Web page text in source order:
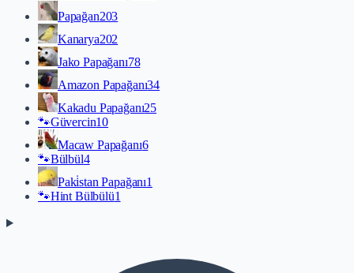
Papağan203
Kanarya202
Jako Papağanı78
Amazon Papağanı34
Kakadu Papağanı25
🐾Güvercin10
Macaw Papağanı6
🐾Bülbül4
Paki̇stan Papağanı1
🐾Hint Bülbülü1